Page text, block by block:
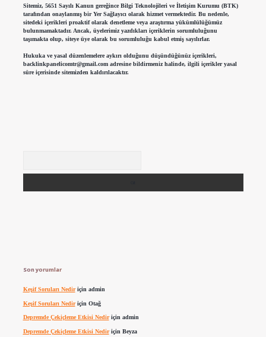
Sitemiz, 5651 Sayılı Kanun gereğince Bilgi Teknolojileri ve İletişim Kurumu (BTK)
tarafından onaylanmış bir Yer Sağlayıcı olarak hizmet vermektedir. Bu nedenle,
sitedeki içerikleri proaktif olarak denetleme veya araştırma yükümlülüğümüz
bulunmamaktadır. Ancak, üyelerimiz yazdıkları içeriklerin sorumluluğunu
taşımakta olup, siteye üye olarak bu sorumluluğu kabul etmiş sayılırlar.
Hukuka ve yasal düzenlemelere aykırı olduğunu düşündüğünüz içerikleri,
backlinkpanelicomtr@gmail.comadresine bildirmeniz halinde, ilgili içerikler yasal
süre içerisinde sitemizden kaldırılacaktır.
Son yorumlar
Keşif Soruları Nediriçin admin
Keşif Soruları Nediriçin Otağ
Depremde Çekiçleme Etkisi Nediriçin admin
Depremde Çekiçleme Etkisi Nediriçin Beyza